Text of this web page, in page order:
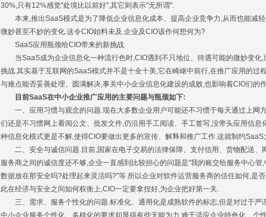
30%,只有12%感觉"处境比以前好",其它则表示"无所谓".
本来,推出SaaS模式是为了降低企业信息化成本、提高企业竞争力,从而也能减轻
微妙甚至不妙的变化.这令CIO始料未及.企业及CIO该作何想何为?
SaaS应用瓶颈给CIO带来的新挑战
当SaaS成为企业信息化一种流行色时,CIO遇到不只地位、待遇可能的微妙变化,
挑战.其实基于互联网的SaaS模式并不是十全十美,它在崎岖中前行,在推广应用的过
与难点能否妥善处理、圆满解决,事关中小企业信息化建设的成败,也影响着CIO们的
目前SaaS在中小企业推广应用的主要问题与瓶颈如下:
一、应用习惯与观念的问题.现在大多数企业用户可能还不习惯于每天通过上网
们还是不习惯网上看阅公文、批发文件,仍沿用手工阅读、手工签写,没带头应用信
种信息化模式更是不解,使得CIO要做出更多的宣传、解释和推广工作.这就制约SaaS
二、安全与诚信问题.目前,国家在电子交易的法律保障、支付信用、货物配送、
服务商之间的诚信度还不够,企业一直感到比较担心的问题是"我的账交给服务中心
数据放在那安全吗?处理起来灵活吗?"等.所以企业对软件运营服务商的信任如何,是
此在经济与安全之间如何权衡上,CIO一定要拿捏好,为企业把好第一关.
三、需求、服务个性化的问题.标准化、通用化是成熟软件的标志,但是对过于严
中小企业服务个性化、多样化的要求却显得有些无能为力,难于适应企业特色化、个